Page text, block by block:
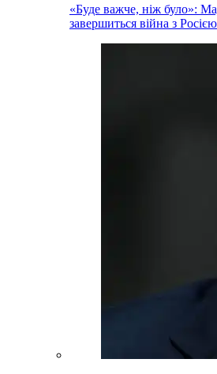
«Буде важче, ніж було»:
завершиться війна з Росією